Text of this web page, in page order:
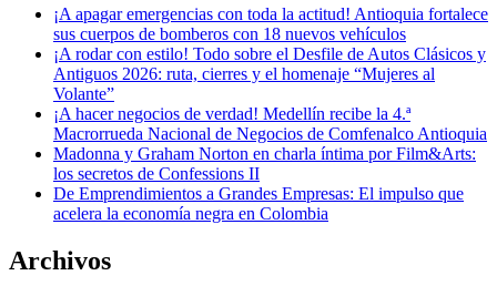
¡A apagar emergencias con toda la actitud! Antioquia fortalece
sus cuerpos de bomberos con 18 nuevos vehículos
¡A rodar con estilo! Todo sobre el Desfile de Autos Clásicos y
Antiguos 2026: ruta, cierres y el homenaje “Mujeres al
Volante”
¡A hacer negocios de verdad! Medellín recibe la 4.ª
Macrorrueda Nacional de Negocios de Comfenalco Antioquia
Madonna y Graham Norton en charla íntima por Film&Arts:
los secretos de Confessions II
De Emprendimientos a Grandes Empresas: El impulso que
acelera la economía negra en Colombia
Archivos